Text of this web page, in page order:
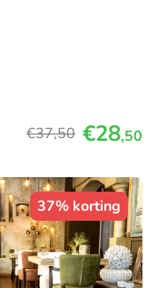
€37,50 €28,50
37% korting